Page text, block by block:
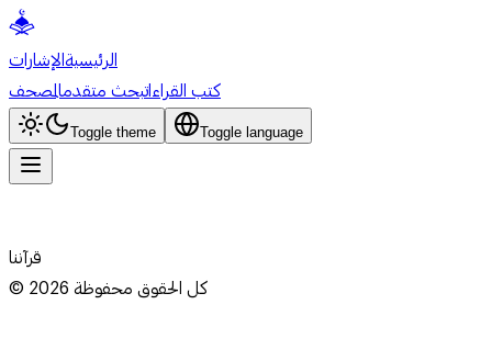
الرئيسيةالإشارات
كتب القراءاتبحث متقدمالمصحف
Toggle theme Toggle language
قرآننا
© 2026كل الحقوق محفوظة